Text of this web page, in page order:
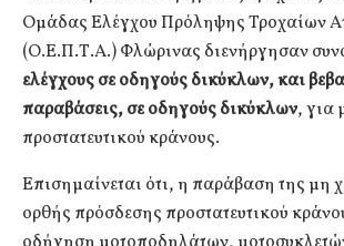
Ομάδας Ελέγχου Πρόληψης Τροχαίων
(Ο.Ε.Π.Τ.Α.) Φλώρινας διενήργησαν
ελέγχους σε οδηγούς δικύκλων, και
παραβάσεις, σε οδηγούς δικύκλων, για
προστατευτικού κράνους.
Επισημαίνεται ότι, η παράβαση της μη
ορθής πρόσδεσης προστατευτικού